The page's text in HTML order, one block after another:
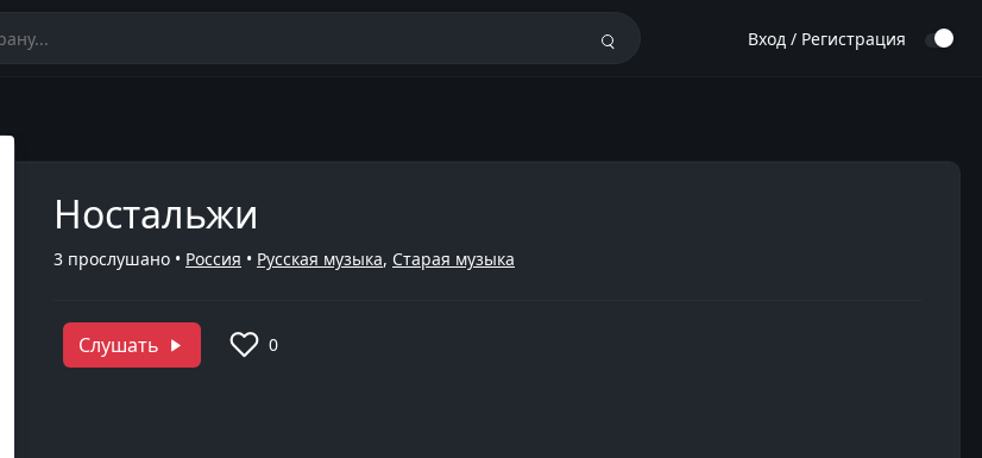
Вход / Регистрация
Ностальжи
3 прослушано • Россия • Русская музыка, Старая музыка
Слушать 0